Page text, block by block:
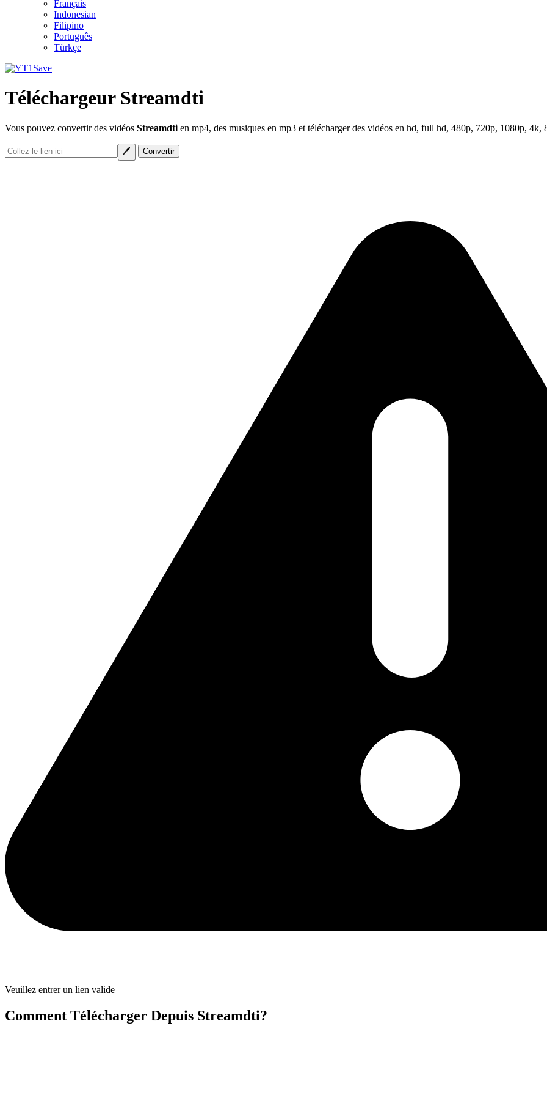
Français
Indonesian
Filipino
Português
Türkçe
Téléchargeur Streamdti
Vous pouvez convertir des vidéos Streamdti en mp4, des musiques en mp3 et télécharger des vidéos en hd, full hd, 480p, 720p, 1080p, 4k,
Veuillez entrer un lien valide
Comment Télécharger Depuis Streamdti?